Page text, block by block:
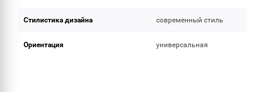
Стилистика дизайна современный стиль
Ориентация универсальная